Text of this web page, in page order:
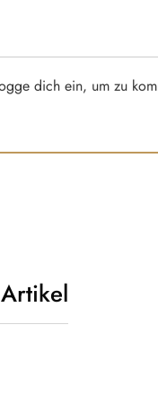
dich ein, um zu